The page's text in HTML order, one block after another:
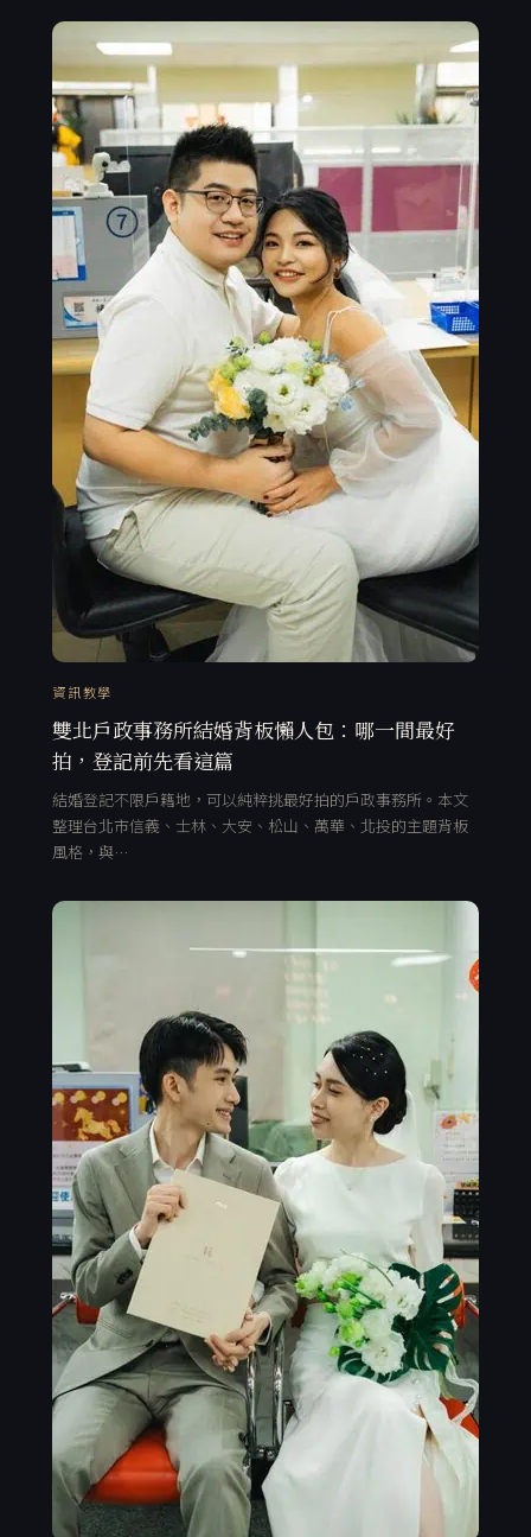
資訊教學
雙北戶政事務所結婚背板懶人包：哪一間最好
拍，登記前先看這篇
結婚登記不限戶籍地，可以純粹挑最好拍的戶政事務所。本文
整理台北市信義、士林、大安、松山、萬華、北投的主題背板
風格，與…